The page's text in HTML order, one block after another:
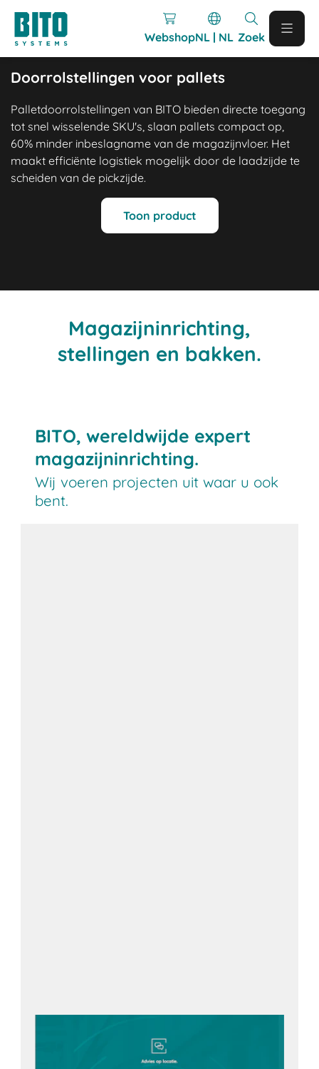
WebshopNL | NL Zoek
Magazijninrichting,
stellingen en bakken.
Doorrolstellingen voor pallets
Palletdoorrolstellingen van BITO bieden directe toegang
tot snel wisselende SKU's, slaan pallets compact op,
60% minder inbeslagname van de magazijnvloer. Het
maakt efficiënte logistiek mogelijk door de laadzijde te
scheiden van de pickzijde.
Toon product
BITO, wereldwijde expert
magazijninrichting.
Wij voeren projecten uit waar u ook
bent.